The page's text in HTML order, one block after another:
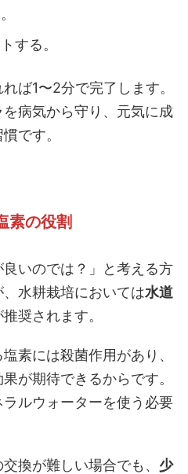
する。
ば1〜2分で完了します。
病気から守り、元気に成
です。
素の役割
良いのでは？」と考える方
水耕栽培においては水道
推奨されます。
素には殺菌作用があり、
が期待できるからです。
ルウォーターを使う必要
換が難しい場合でも、 少